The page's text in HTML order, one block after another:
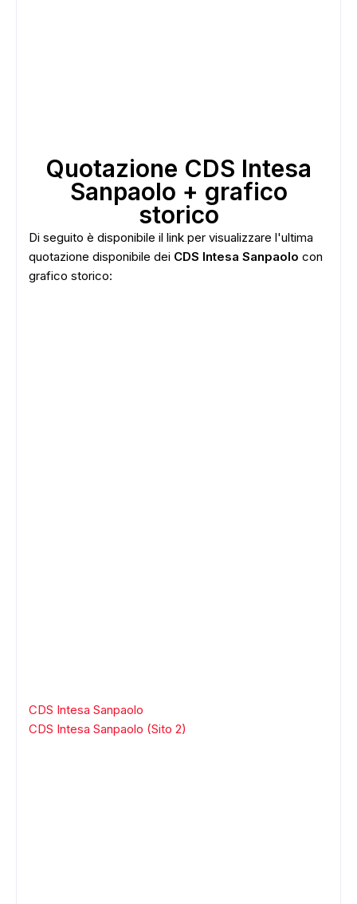
Quotazione CDS Intesa
Sanpaolo + grafico
storico
Di seguito è disponibile il link per visualizzare l'ultima
quotazione disponibile dei CDS Intesa Sanpaolo con
grafico storico:
CDS Intesa Sanpaolo
CDS Intesa Sanpaolo (Sito 2)